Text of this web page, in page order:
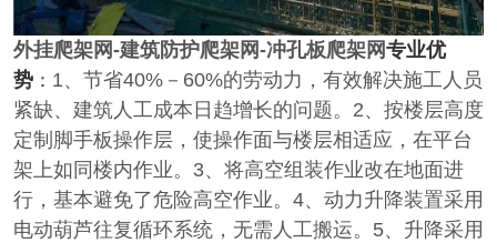
外挂爬架网-建筑防护爬架网-冲孔板爬架网专业优
势： 1、节省40%－ 60%的劳动力，有效解决施工人员
紧缺、建筑人工成本日趋增长的问题。 2、按楼层高度
定制脚手板操作层，使操作面与楼层相适应，在平台
架上如同楼内作业。 3、将高空组装作业改在地面进
行，基本避免了危险高空作业。 4、动力升降装置采用
电动葫芦往复循环系统，无需人工搬运。 5、升降采用